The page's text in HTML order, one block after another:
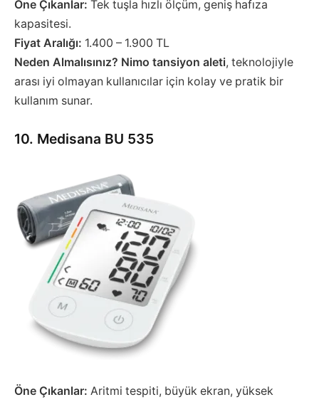
Öne Çıkanlar: Tek tuşla hızlı ölçüm, geniş hafıza
kapasitesi.
Fiyat Aralığı: 1.400 – 1.900 TL
Neden Almalısınız? Nimo tansiyon aleti, teknolojiyle
arası iyi olmayan kullanıcılar için kolay ve pratik bir
kullanım sunar.
10. Medisana BU 535
Öne Çıkanlar: Aritmi tespiti, büyük ekran, yüksek